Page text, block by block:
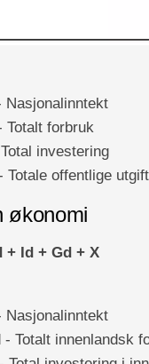
Nasjonalinntekt
Totalt forbruk
investering
Totale offentlige
økonomi
+ Id + Gd + X
Nasjonalinntekt
- Totalt innenlandsk